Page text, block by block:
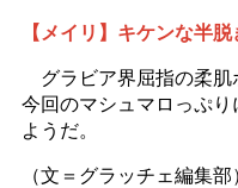
【メイリ】キケンな半脱
グラビア界屈指の柔肌
今回のマシュマロっぷ
ようだ。
（文＝グラッチェ編集部）